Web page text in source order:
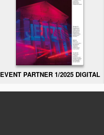
EVENT PARTNER 1/2025 DIGITAL